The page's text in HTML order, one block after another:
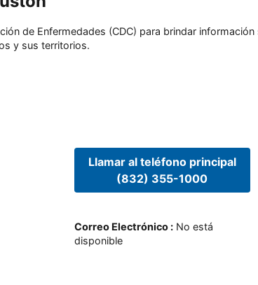
de Enfermedades (CDC) para brindar
y sus territorios.
Llamar al teléfono principal
(832) 355-1000
Correo Electrónico: No está
disponible